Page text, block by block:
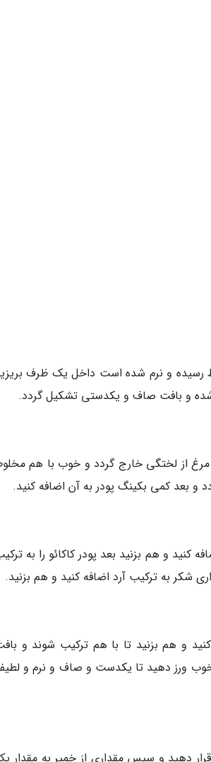
رسیده و نرم شده است داخل یک ظرف
شده و بافت صاف و یکدستی تشکیل گردد.
از لختگی خارج گردد و خوب با هم
بعد کمی بکینگ پودر به آن اضافه کنید.
کنید و هم بزنید بعد پودر کاکائو را به
شکر به ترکیب آرد اضافه کنید و هم بزنید.
و هم بزنید تا با هم ترکیب شوند و
ورز دهید تا یکدست و صاف و نرم و
دهید و سپس مقداری از خمیر به مقدار